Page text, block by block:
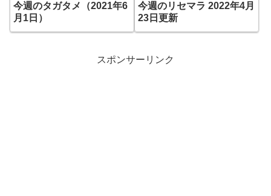
今週のタガタメ（2021年6
月1日）
今週のリセマラ 2022年4月
23日更新
スポンサーリンク